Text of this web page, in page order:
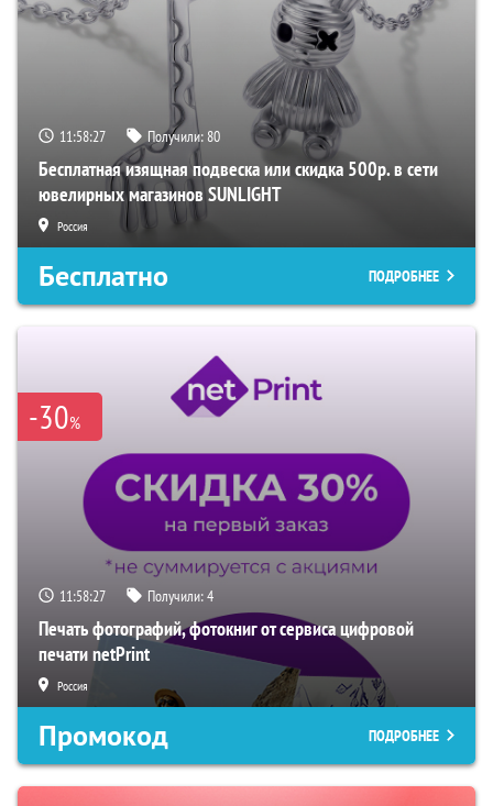
11:58:26 Получили:80
Бесплатная изящная подвеска или скидка 500р. в сети
ювелирных магазинов SUNLIGHT
Россия
Бесплатно ПОДРОБНЕЕ
-30%
11:58:26 Получили:4
Печать фотографий, фотокниг от сервиса цифровой
печати netPrint
Россия
Промокод ПОДРОБНЕЕ